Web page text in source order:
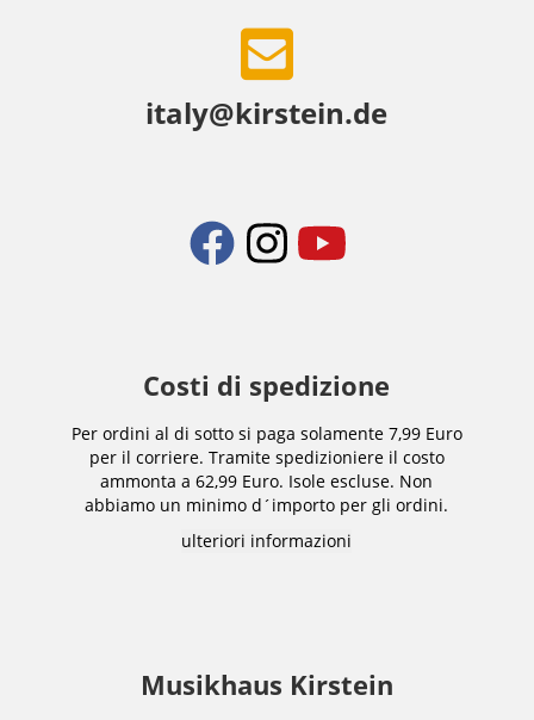
italy@kirstein.de
Costi di spedizione
Per ordini al di sotto si paga solamente 7,99 Euro
per il corriere. Tramite spedizioniere il costo
ammonta a 62,99 Euro. Isole escluse. Non
abbiamo un minimo d´importo per gli ordini.
ulteriori informazioni
Musikhaus Kirstein